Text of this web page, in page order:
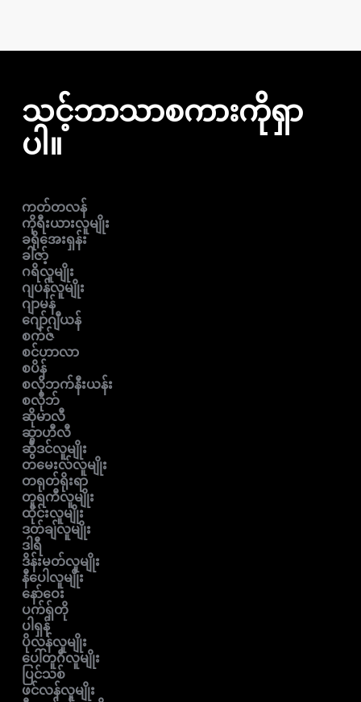
သင့်ဘာသာစကားကိုရှာ
ပါ။
ကတ်တလန်
ကိုရီးယားလူမျိုး
ခရိုအေးရှန်း
ခါဇာ့်
ဂရိလူမျိုး
ဂျပန်လူမျိုး
ဂျာမန်
ဂျော်ဂျီယန်
စက်ဇ်
စင်ဟာလာ
စပိန်
စလိုဘက်နီးယန်း
စလိုဘ်
ဆိုမာလီ
ဆွာဟီလီ
ဆွီဒင်လူမျိုး
တမေးလ်လူမျိုး
တရုတ်ရိုးရာ
တူရကီလူမျိုး
ထိုင်းလူမျိုး
ဒတ်ချ်လူမျိုး
ဒါရီ
ဒိန်းမတ်လူမျိုး
နီပေါလူမျိုး
နော်ဝေး
ပက်ရှ်တို
ပါရှန်
ပိုလန်လူမျိုး
ပေါ်တူဂီလူမျိုး
ပြင်သစ်
ဖင်လန်လူမျိုး